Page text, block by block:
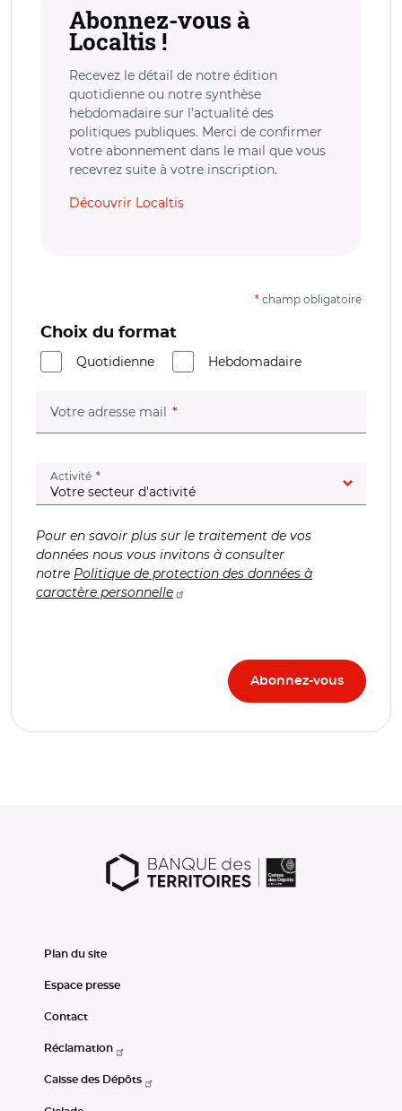
Abonnez-vous à
Localtis !
Recevez le détail de notre édition
quotidienne ou notre synthèse
hebdomadaire sur l’actualité des
politiques publiques. Merci de confirmer
votre abonnement dans le mail que vous
recevrez suite à votre inscription.
Découvrir Localtis
* champ obligatoire
Choix du format
Quotidienne
Hebdomadaire
Votre adresse mail (champ obligatoire)
Activité (champ obligatoire)
Pour en savoir plus sur le traitement de vos
données nous vous invitons à consulter
notre Politique de protection des données à
caractère personnelle
Plan du site
Espace presse
Contact
Réclamation
Caisse des Dépôts